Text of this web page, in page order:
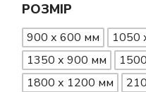
РОЗМІР
900 х 600 мм 1050
1350 х 900 мм
1800 х 1200 мм